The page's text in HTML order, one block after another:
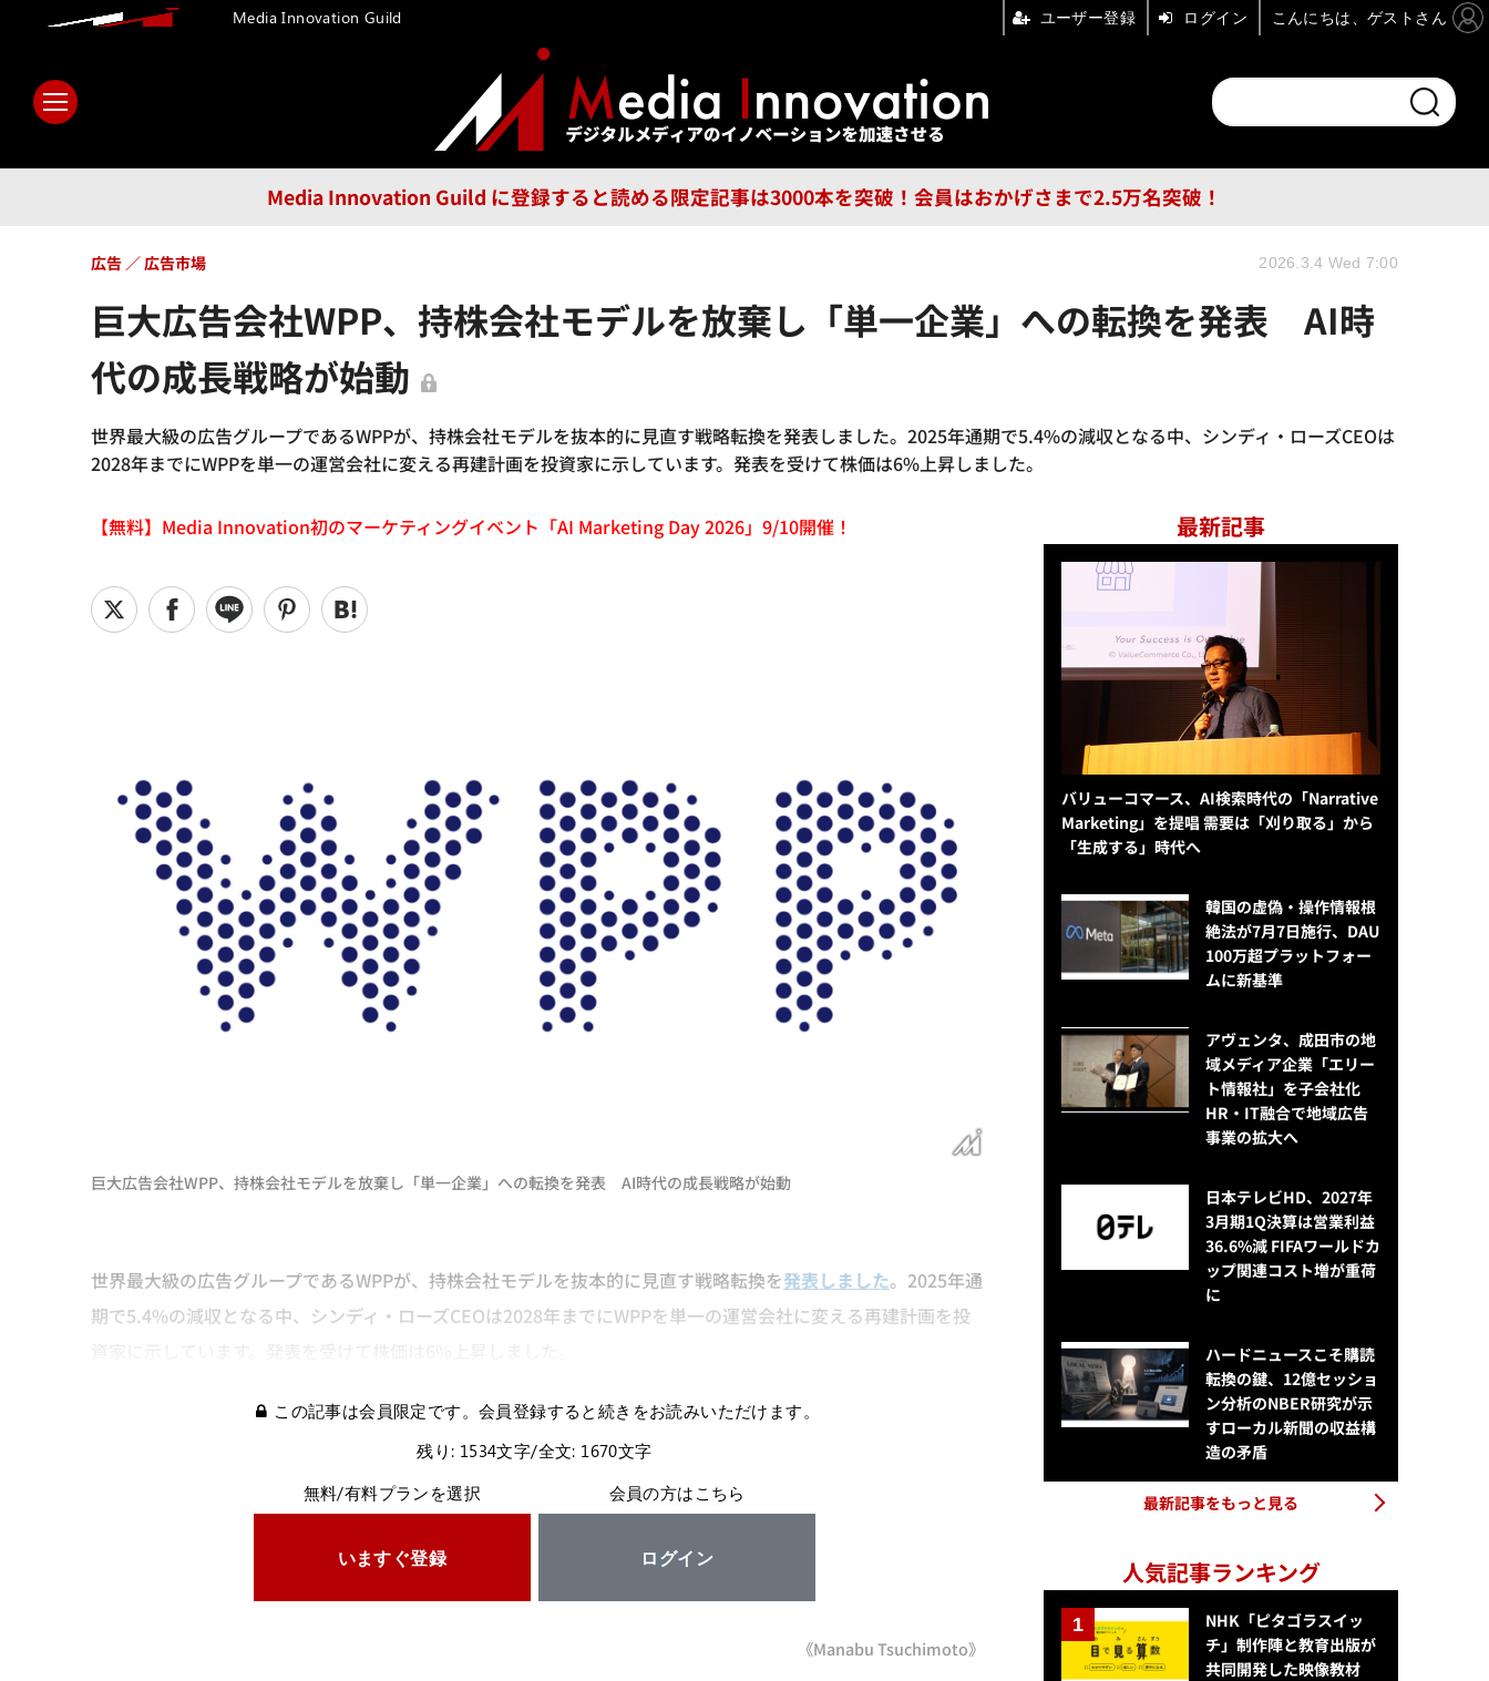
Media Innovation Guild に登録すると読める限定記事は3000本を突破！会員はおかげさまで2.5万名突破！
メディア テクノロジー 広告 企業 特集 ブランドチャンネル
フォーエム その他
巨大広告会社WPP、持株会社モデルを放棄し「単一企業」への転換を発表 AI時
代の成長戦略が始動
世界最大級の広告グループであるWPPが、持株会社モデルを抜本的に見直す戦略転換を発表しました。2025年通期で5.4%の減収となる中、シンディ・ローズCEOは
2028年までにWPPを単一の運営会社に変える再建計画を投資家に示しています。発表を受けて株価は6%上昇しました。
広告 広告市場 2026.3.4 Wed 7:00
【無料】Media Innovation初のマーケティングイベント「AI Marketing Day 2026」9/10開催！
巨大広告会社WPP、持株会社モデルを放棄し「単一企業」への転換を発表 AI時代の成長戦略が始動
世界最大級の広告グループであるWPPが、持株会社モデルを抜本的に見直す戦略転換を発表しました。2025年通
期で5.4%の減収となる中、シンディ・ローズCEOは2028年までにWPPを単一の運営会社に変える再建計画を投
この記事は会員限定です。会員登録すると続きをお読みいただけます。
残り: 1534文字/全文: 1670文字
無料/有料プランを選択
いますぐ登録
会員の方はこちら
ログイン
《Manabu Tsuchimoto》
最新記事
バリューコマース、AI検索時代の「Narrative
Marketing」を提唱 需要は「刈り取る」から
「生成する」時代へ
韓国の虚偽・操作情報根
絶法が7月7日施行、DAU
100万超プラットフォー
ムに新基準
アヴェンタ、成田市の地
域メディア企業「エリー
ト情報社」を子会社化
HR・IT融合で地域広告
事業の拡大へ
日本テレビHD、2027年
3月期1Q決算は営業利益
36.6%減 FIFAワールドカ
ップ関連コスト増が重荷
に
ハードニュースこそ購読
転換の鍵、12億セッショ
ン分析のNBER研究が示
すローカル新聞の収益構
造の矛盾
最新記事をもっと見る
人気記事ランキング
NHK「ピタゴラスイッ
チ」制作陣と教育出版が
共同開発した映像教材
Media Innovation Guild ユーザー登録 ログイン こんにちは、ゲストさん